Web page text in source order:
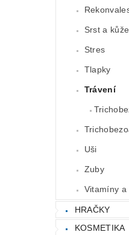
Srst a kůže
Stres
Tlapky
Trávení
Uši
Zuby
Vitamíny a
HRAČKY
KOSMETIKA